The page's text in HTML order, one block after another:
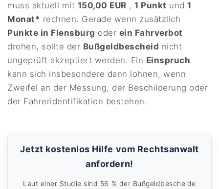
muss aktuell mit 150,00 EUR ,1 Punkt und1
Monat* rechnen. Gerade wenn zusätzlich
Punkte in Flensburg oder ein Fahrverbot
drohen, sollte der Bußgeldbescheid nicht
ungeprüft akzeptiert werden. Ein Einspruch
kann sich insbesondere dann lohnen, wenn
Zweifel an der Messung, der Beschilderung oder
der Fahreridentifikation bestehen.
Jetzt kostenlos Hilfe vom Rechtsanwalt
anfordern!
Laut einer Studie sind 56 % der Bußgeldbescheide